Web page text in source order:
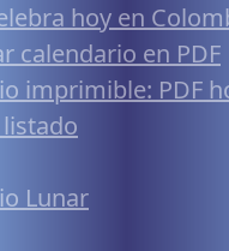
hoy en
calendario en PDF
imprimible: PDF
Lunar